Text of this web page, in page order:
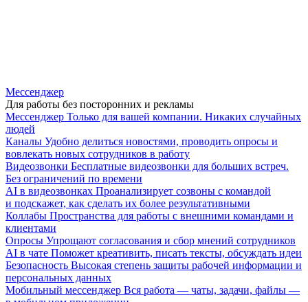
Мессенджер
Для работы без посторонних и рекламы
Мессенджер Только для вашей компании. Никаких случайных
людей
Каналы Удобно делиться новостями, проводить опросы и
вовлекать новых сотрудников в работу
Видеозвонки Бесплатные видеозвонки для больших встреч.
Без ограничений по времени
AI в видеозвонках Проанализирует созвоны с командой
и подскажет, как сделать их более результативными
Коллабы Пространства для работы с внешними командами и
клиентами
Опросы Упрощают согласования и сбор мнений сотрудников
AI в чате Поможет креативить, писать тексты, обсуждать идеи
Безопасность Высокая степень защиты рабочей информации и
персональных данных
Мобильный мессенджер Вся работа — чаты, задачи, файлы —